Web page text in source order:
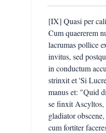
[IX] Quasi per
Cum quaererem
lacrumas pollice
invitus, sed
in conductum
strinxit et 'Si
manus et: "Quid
se finxit Ascyltos,
gladiator
cum fortiter